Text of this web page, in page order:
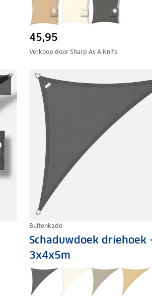
45,95
Verkoop doorSharp As A Knife
Buitenkado
Schaduwdoek driehoek
3x4x5m